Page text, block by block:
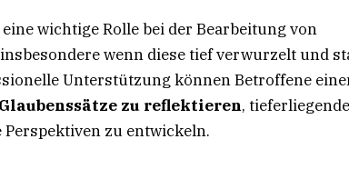
wichtige Rolle bei der Bearbeitung von
wenn diese tief verwurzelt und
Unterstützung können Betroffene
Glaubenssätze zu reflektieren, tieferliegende
zu entwickeln.